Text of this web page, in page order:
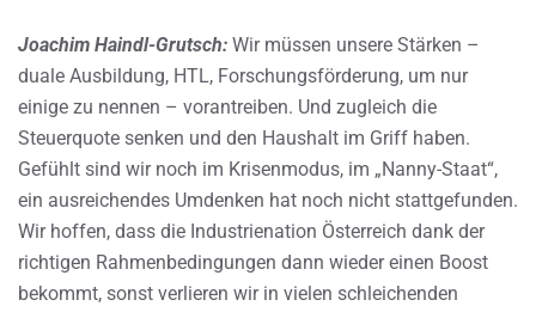
Joachim Haindl-Grutsch: Wir müssen unsere Stärken –
duale Ausbildung, HTL, Forschungsförderung, um nur
einige zu nennen – vorantreiben. Und zugleich die
Steuerquote senken und den Haushalt im Griff haben.
Gefühlt sind wir noch im Krisenmodus, im „Nanny-Staat“,
ein ausreichendes Umdenken hat noch nicht stattgefunden.
Wir hoffen, dass die Industrienation Österreich dank der
richtigen Rahmenbedingungen dann wieder einen Boost
bekommt, sonst verlieren wir in vielen schleichenden